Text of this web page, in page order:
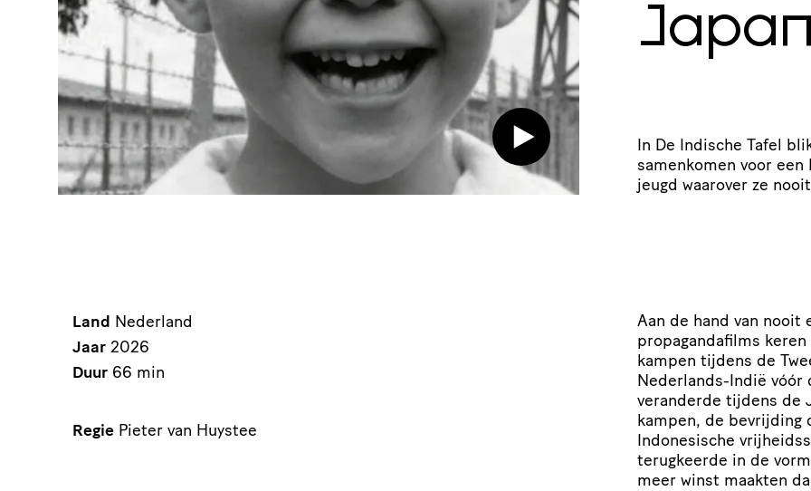
In De Indische Tafel
samenkomen voor
jeugd waarover ze
Aan de hand van
propagandafilms
kampen tijdens de
Nederlands-Indië vóór
veranderde tijdens de
kampen, de bevrijding
Indonesische
terugkeerde in de
meer winst maakten
Land Nederland
Jaar 2026
Duur 66 min
Regie Pieter van Huystee